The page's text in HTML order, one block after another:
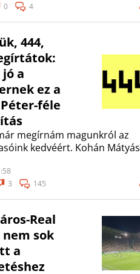
0 4
444,
a
ez a
féle
megírnám magunkról az
kedvéért. Kohán Mátyás
3 145
Real
sok
a